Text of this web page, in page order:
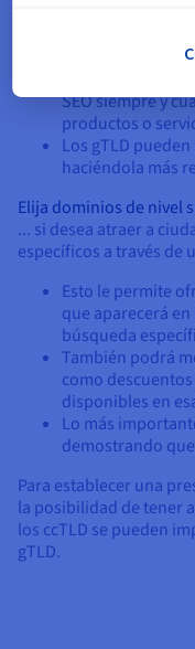
empresa,
Un gTLD puede
SEO siempre y
productos o
Los gTLD
haciéndola más
Elija dominios de nivel
... si desea atraer a
específicos a través de
Esto le permite
que aparecerá
búsqueda
También podrá
como
disponibles en
Lo más
demostrando
Para establecer una
la posibilidad de tener
los ccTLD se pueden
gTLD.